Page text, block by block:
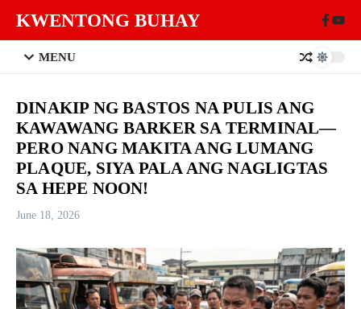
KWENTONG BUHAY
MENU
DINAKIP NG BASTOS NA PULIS ANG
KAWAWANG BARKER SA TERMINAL—
PERO NANG MAKITA ANG LUMANG
PLAQUE, SIYA PALA ANG NAGLIGTAS
SA HEPE NOON!
June 18, 2026